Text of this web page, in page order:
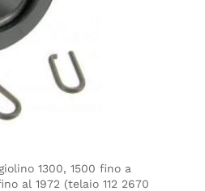
1300, 1500 fino a
al 1972 (telaio 112 2670